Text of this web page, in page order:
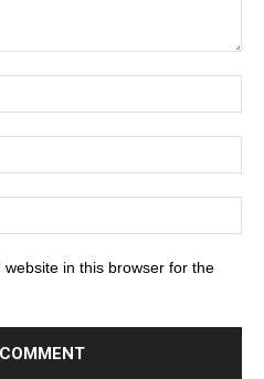
in this browser for the